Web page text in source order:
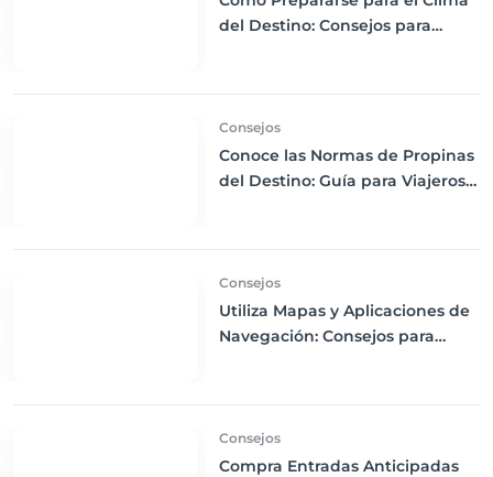
del Destino: Consejos para
Consejos
Conoce las Normas de Propinas
del Destino: Guía para Viajeros
Consejos
Utiliza Mapas y Aplicaciones de
Navegación: Consejos para
Consejos
Compra Entradas Anticipadas